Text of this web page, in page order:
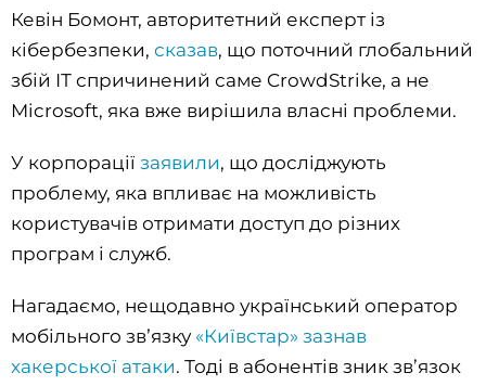
Кевін Бомонт, авторитетний експерт із
кібербезпеки, сказав, що поточний глобальний
збій ІТ спричинений саме CrowdStrike, а не
Microsoft, яка вже вирішила власні проблеми.
У корпорації заявили, що досліджують
проблему, яка впливає на можливість
користувачів отримати доступ до різних
програм і служб.
Нагадаємо, нещодавно український оператор
мобільного звʼязку «Київстар» зазнав
хакерської атаки. Тоді в абонентів зник зв’язок